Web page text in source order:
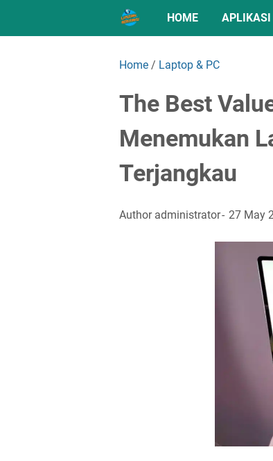
HOME APLIKASI
Home / Laptop & PC
The Best
Menemukan
Terjangkau
Author administrator 27 May